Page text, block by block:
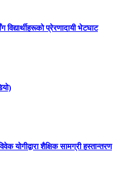
प्रेरणादायी भेटघाट
योगीद्वारा शैक्षिक सामग्री हस्तान्तरण